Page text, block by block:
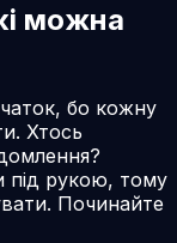
можна
бо кожну
Хтось
під рукою, тому
Починайте